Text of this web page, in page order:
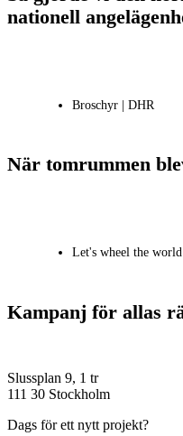
nationell
Broschyr | DHR
När tomrummen
Let's wheel the
Kampanj för allas
Slussplan 9, 1 tr
111 30 Stockholm
Dags för ett nytt projekt?